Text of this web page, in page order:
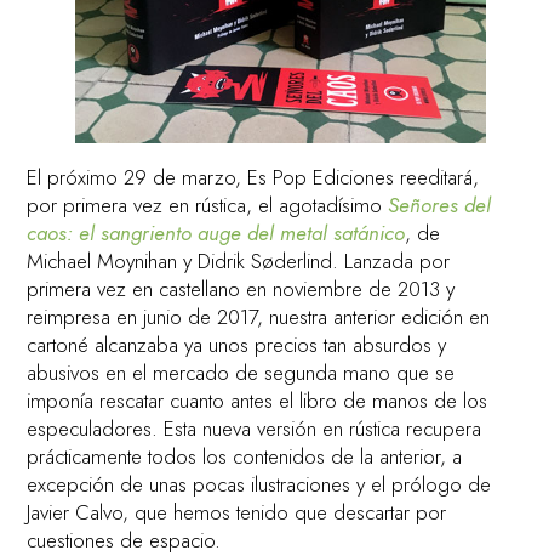
El próximo 29 de marzo, Es Pop Ediciones reeditará,
por primera vez en rústica, el agotadísimo Señores del
caos: el sangriento auge del metal satánico, de
Michael Moynihan y Didrik Søderlind. Lanzada por
primera vez en castellano en noviembre de 2013 y
reimpresa en junio de 2017, nuestra anterior edición en
cartoné alcanzaba ya unos precios tan absurdos y
abusivos en el mercado de segunda mano que se
imponía rescatar cuanto antes el libro de manos de los
especuladores. Esta nueva versión en rústica recupera
prácticamente todos los contenidos de la anterior, a
excepción de unas pocas ilustraciones y el prólogo de
Javier Calvo, que hemos tenido que descartar por
cuestiones de espacio.